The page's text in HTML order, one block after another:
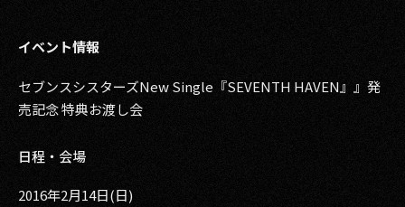
イベント情報
セブンスシスターズNew Single『SEVENTH HAVEN』』発
売記念 特典お渡し会
日程・会場
2016年2月14日(日)